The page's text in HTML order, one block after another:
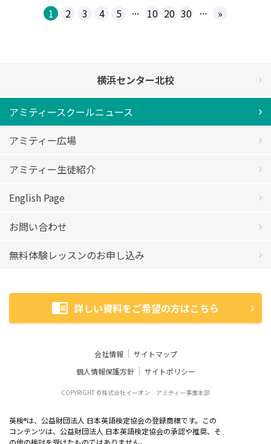
1 2 3 4 5 ... 10 20 30 ... »
横浜センター北校
アミティースクールニュース
アミティー広場
アミティー生徒紹介
English Page
お問い合わせ
無料体験レッスンのお申し込み
詳しい資料をご希望の方はこちら
会社情報
サイトマップ
個人情報保護方針
サイトポリシー
COPYRIGHT ©株式会社イーオン アミティー事業本部
英検®は、公益財団法人 日本英語検定協会の登録商標です。この
コンテンツは、公益財団法人 日本英語検定協会の承認や推奨、そ